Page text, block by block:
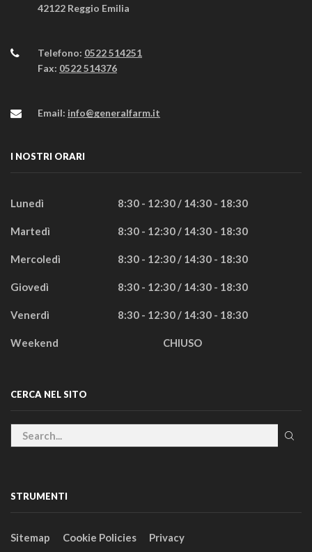
42122 Reggio Emilia
Telefono: 0522 514251
Fax: 0522 514376
Email: info@generalfarm.it
I NOSTRI ORARI
Lunedì 8:30 - 12:30 / 14:30 - 18:30
Martedì 8:30 - 12:30 / 14:30 - 18:30
Mercoledì 8:30 - 12:30 / 14:30 - 18:30
Giovedì 8:30 - 12:30 / 14:30 - 18:30
Venerdì 8:30 - 12:30 / 14:30 - 18:30
Weekend CHIUSO
CERCA NEL SITO
STRUMENTI
Sitemap Cookie Policies Privacy